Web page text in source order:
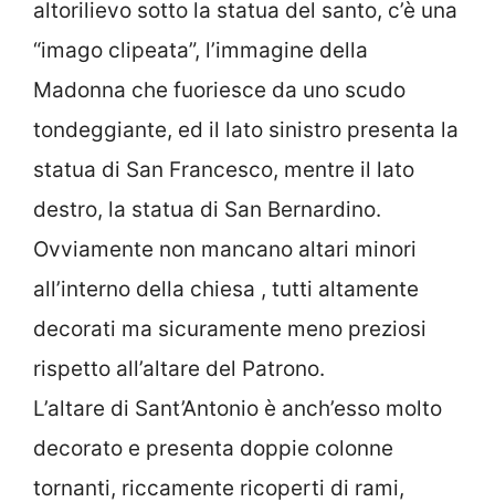
altorilievo sotto la statua del santo, c’è una
“imago clipeata”, l’immagine della
Madonna che fuoriesce da uno scudo
tondeggiante, ed il lato sinistro presenta la
statua di San Francesco, mentre il lato
destro, la statua di San Bernardino.
Ovviamente non mancano altari minori
all’interno della chiesa , tutti altamente
decorati ma sicuramente meno preziosi
rispetto all’altare del Patrono.
L’altare di Sant’Antonio è anch’esso molto
decorato e presenta doppie colonne
tornanti, riccamente ricoperti di rami,